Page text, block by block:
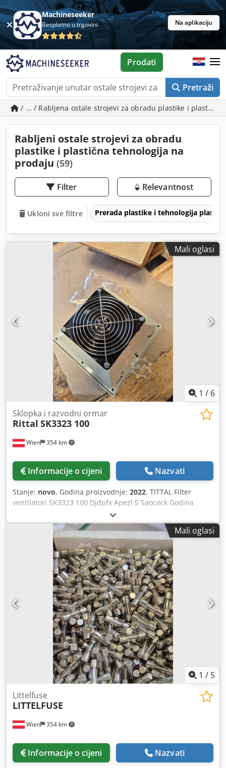
Machineseeker
Besplatno u trgovini Na aplikaciju
Pretraži
Prodati
/ ... / Rabljena ostale strojevi za obradu plastike i
Rabljeni ostale strojevi za obradu
plastike i plastična tehnologija na
prodaju (59)
Filter Relevantnost
Ukloni sve filtre Prerada plastike i tehnologija
Mali oglasi
1 / 6
Wien 354 km
Sklopka i razvodni ormar
Rittal SK3323 100
Informacije o cijeni Nazvati
Stanje: novo, Godina proizvodnje: 2022, TITTAL Filter
ventilatori SK3323 100 Djdpfx Apezl S Saocock Godina
Mali oglasi
1 / 5
Wien 354 km
Littelfuse
LITTELFUSE
Informacije o cijeni Nazvati